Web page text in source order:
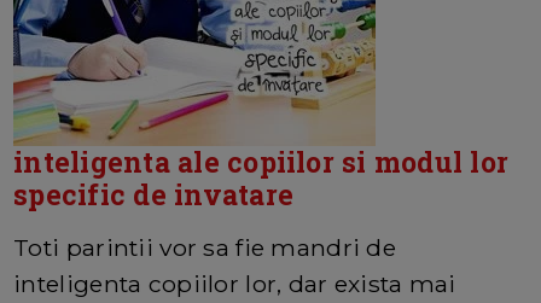
inteligenta ale copiilor si modul lor
specific de invatare
Toti parintii vor sa fie mandri de
inteligenta copiilor lor, dar exista mai